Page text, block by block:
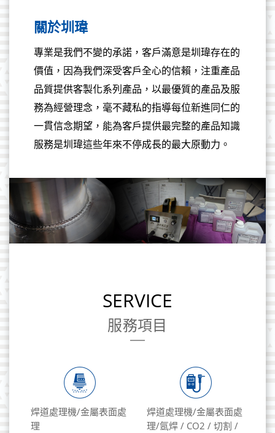
關於圳瑋
專業是我們不變的承諾，客戶滿意是圳瑋存在的
價值，因為我們深受客戶全心的信賴，注重產品
品質提供客製化系列產品，以最優質的產品及服
務為經營理念，毫不藏私的指導每位新進同仁的
一貫信念期望，能為客戶提供最完整的產品知識
服務是圳瑋這些年來不停成長的最大原動力。
SERVICE
服務項目
焊道處理機/金屬表面處
理
焊道處理機/金屬表面處
理/氬焊 / CO2 / 切割 /